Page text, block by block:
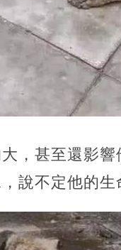
，甚至還影
說不定他的